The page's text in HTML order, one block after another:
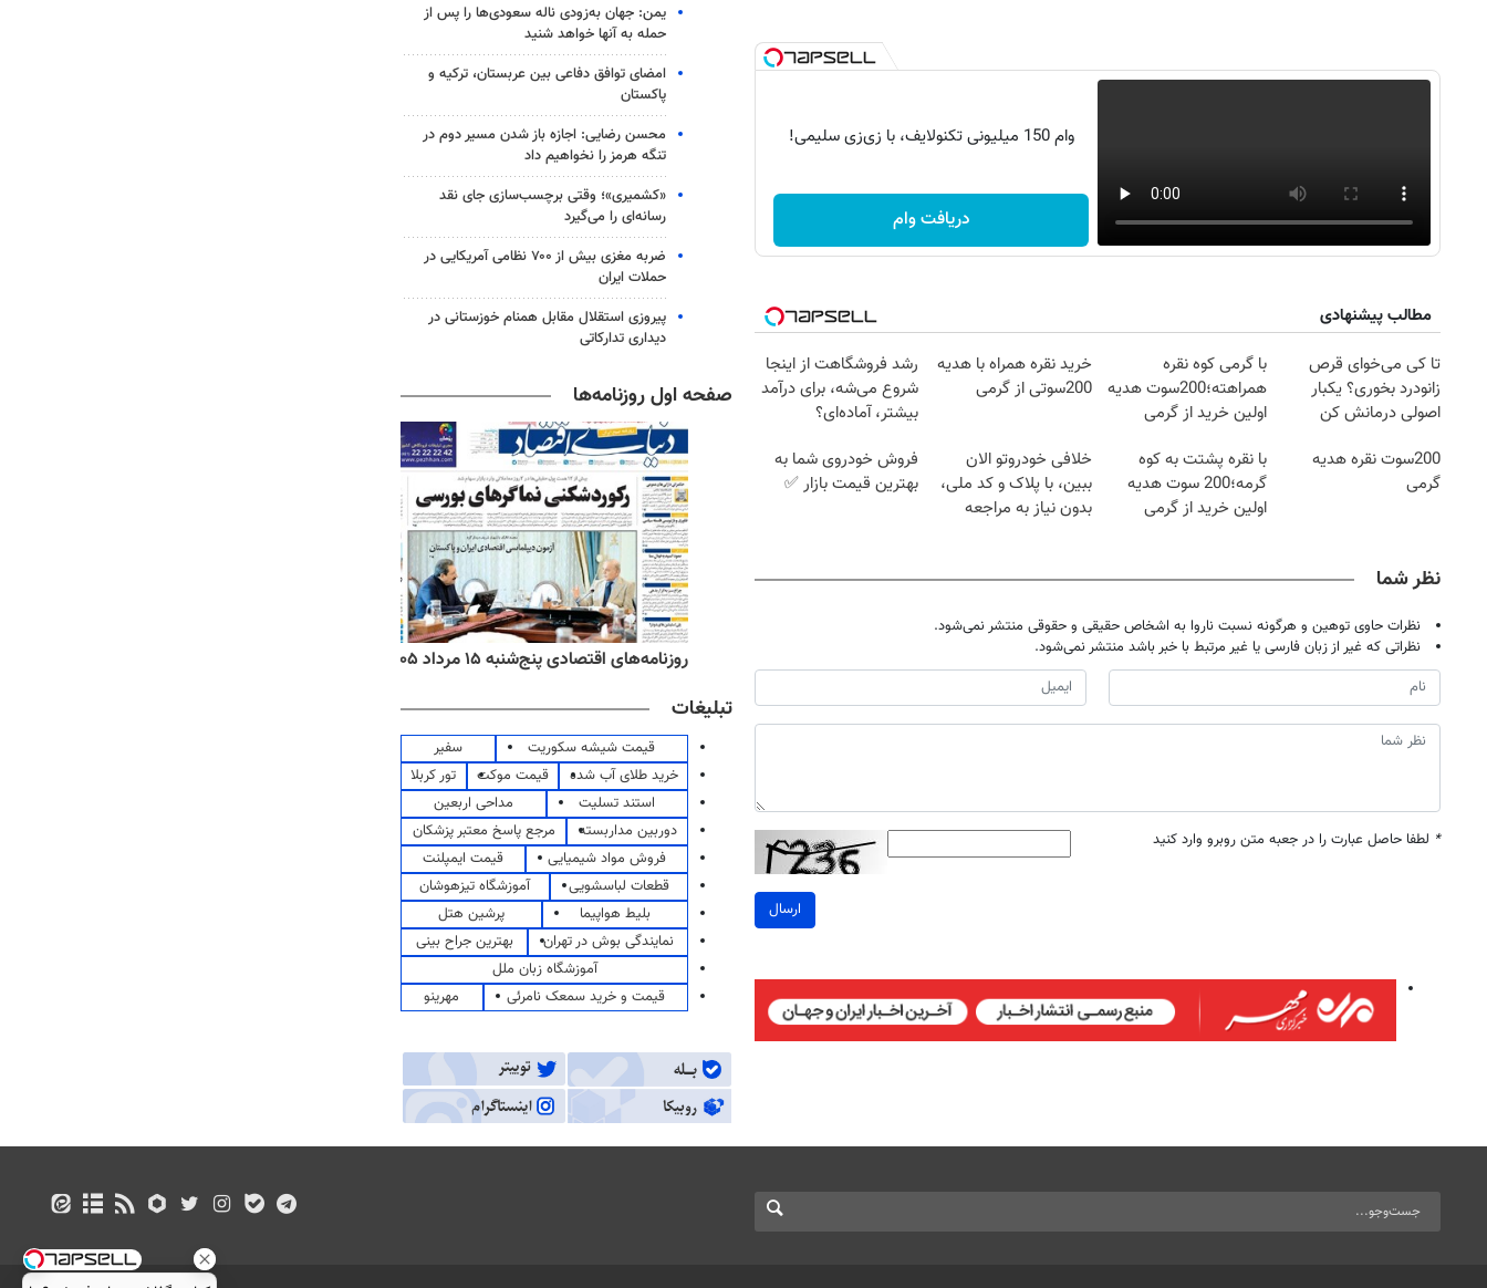
وام 150 میلیونی تکنولایف، با زی‌زی سلیمی!
دریافت وام
مطالب پیشنهادی
تا کی می‌خوای قرص
زانودرد بخوری؟ یکبار
اصولی درمانش کن
با گرمی کوه نقره
همراهته؛200سوت هدیه
اولین خرید از گرمی
خرید نقره همراه با هدیه
200سوتی از گرمی
رشد فروشگاهت از اینجا
شروع می‌شه، برای درآمد
بیشتر، آماده‌ای؟
200سوت نقره هدیه
گرمی
با نقره پشتت به کوه
گرمه؛200 سوت هدیه
اولین خرید از گرمی
خلافی خودروتو الان
ببین، با پلاک و کد ملی،
بدون نیاز به مراجعه
فروش خودروی شما به
بهترین قیمت بازار ✅
نظر شما
نظرات حاوی توهین و هرگونه نسبت ناروا به اشخاص حقیقی و حقوقی منتشر نمی‌شود.
نظراتی که غیر از زبان فارسی یا غیر مرتبط با خبر باشد منتشر نمی‌شود.
* لطفا حاصل عبارت را در جعبه متن روبرو وارد کنید
ارسال
یمن: جهان به‌زودی ناله سعودی‌ها را پس از
حمله به آنها خواهد شنید
امضای توافق دفاعی بین عربستان، ترکیه و
پاکستان
محسن رضایی: اجازه باز شدن مسیر دوم در
تنگه هرمز را نخواهیم داد
«کشمیری»؛ وقتی برچسب‌سازی جای نقد
رسانه‌ای را می‌گیرد
ضربه مغزی بیش از ۷۰۰ نظامی آمریکایی در
حملات ایران
پیروزی استقلال مقابل همنام خوزستانی در
دیداری تدارکاتی
صفحه اول روزنامه‌ها
روزنامه‌های صبح پنج‌شنبه ۱۵ مرداد ۱۴۰۵ روزنامه‌های اقتصادی پنج‌شنبه ۱۵ مرداد ۱۴۰۵
تبلیغات
قیمت شیشه سکوریت
سفیر
خرید طلای آب شده
قیمت موکت
تور کربلا
استند تسلیت
مداحی اربعین
دوربین مداربسته
مرجع پاسخ معتبر پزشکان
فروش مواد شیمیایی
قیمت ایمپلنت
قطعات لباسشویی
آموزشگاه تیزهوشان
بلیط هواپیما
پرشین هتل
نمایندگی بوش در تهران
بهترین جراح بینی
آموزشگاه زبان ملل
قیمت و خرید سمعک نامرئی
مهرینو